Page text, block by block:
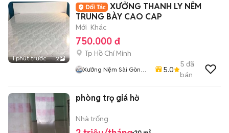
1 phút trước 2
XƯỞNG THANH LY NÊM
TRUNG BÀY CAO CAP
Mới Khác
750.000 đ
Tp Hồ Chí Minh
Xưởng Nệm Sài Gòn
5.0
5 đã
bán
phòng trọ giá hờ
Nhà trống